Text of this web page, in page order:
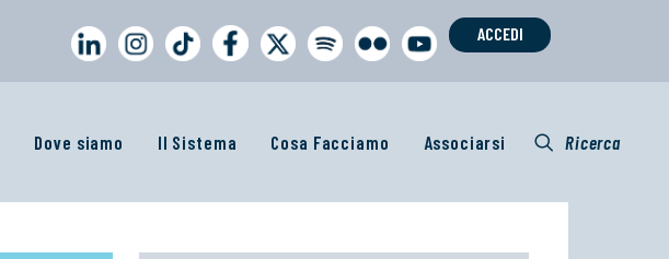
ACCEDI
Dove siamo Il Sistema Cosa Facciamo Associarsi Ricerca